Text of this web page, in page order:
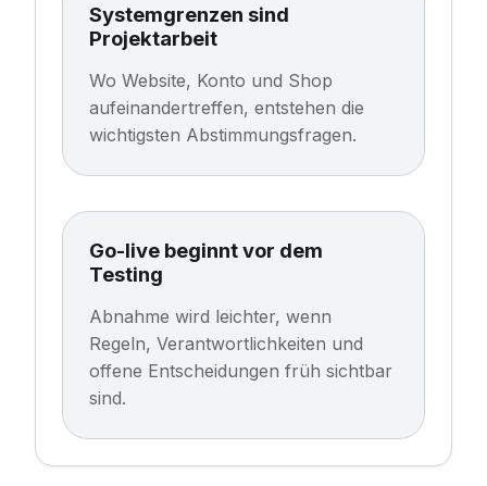
Systemgrenzen sind
Projektarbeit
Wo Website, Konto und Shop
aufeinandertreffen, entstehen die
wichtigsten Abstimmungsfragen.
Go-live beginnt vor dem
Testing
Abnahme wird leichter, wenn
Regeln, Verantwortlichkeiten und
offene Entscheidungen früh sichtbar
sind.